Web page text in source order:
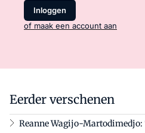
Inloggen
of maak een account aan
Eerder verschenen
Reanne Wagijo-Martodimedjo: